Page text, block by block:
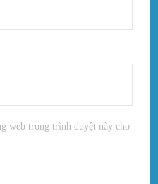
web trong trình duyệt này cho